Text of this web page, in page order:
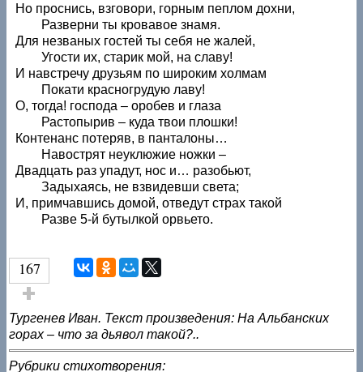
Но проснись, взговори, горным пеплом дохни,
Разверни ты кровавое знамя.
Для незваных гостей ты себя не жалей,
Угости их, старик мой, на славу!
И навстречу друзьям по широким холмам
Покати красногрудую лаву!
О, тогда! господа – оробев и глаза
Растопырив – куда твои плошки!
Контенанс потеряв, в панталоны…
Навострят неуклюжие ножки –
Двадцать раз упадут, нос и… разобьют,
Задыхаясь, не взвидевши света;
И, примчавшись домой, отведут страх такой
Разве 5-й бутылкой орвьето.
167
Голос за!
Тургенев Иван. Текст произведения: На Альбанских
горах – что за дьявол такой?..
Рубрики стихотворения: